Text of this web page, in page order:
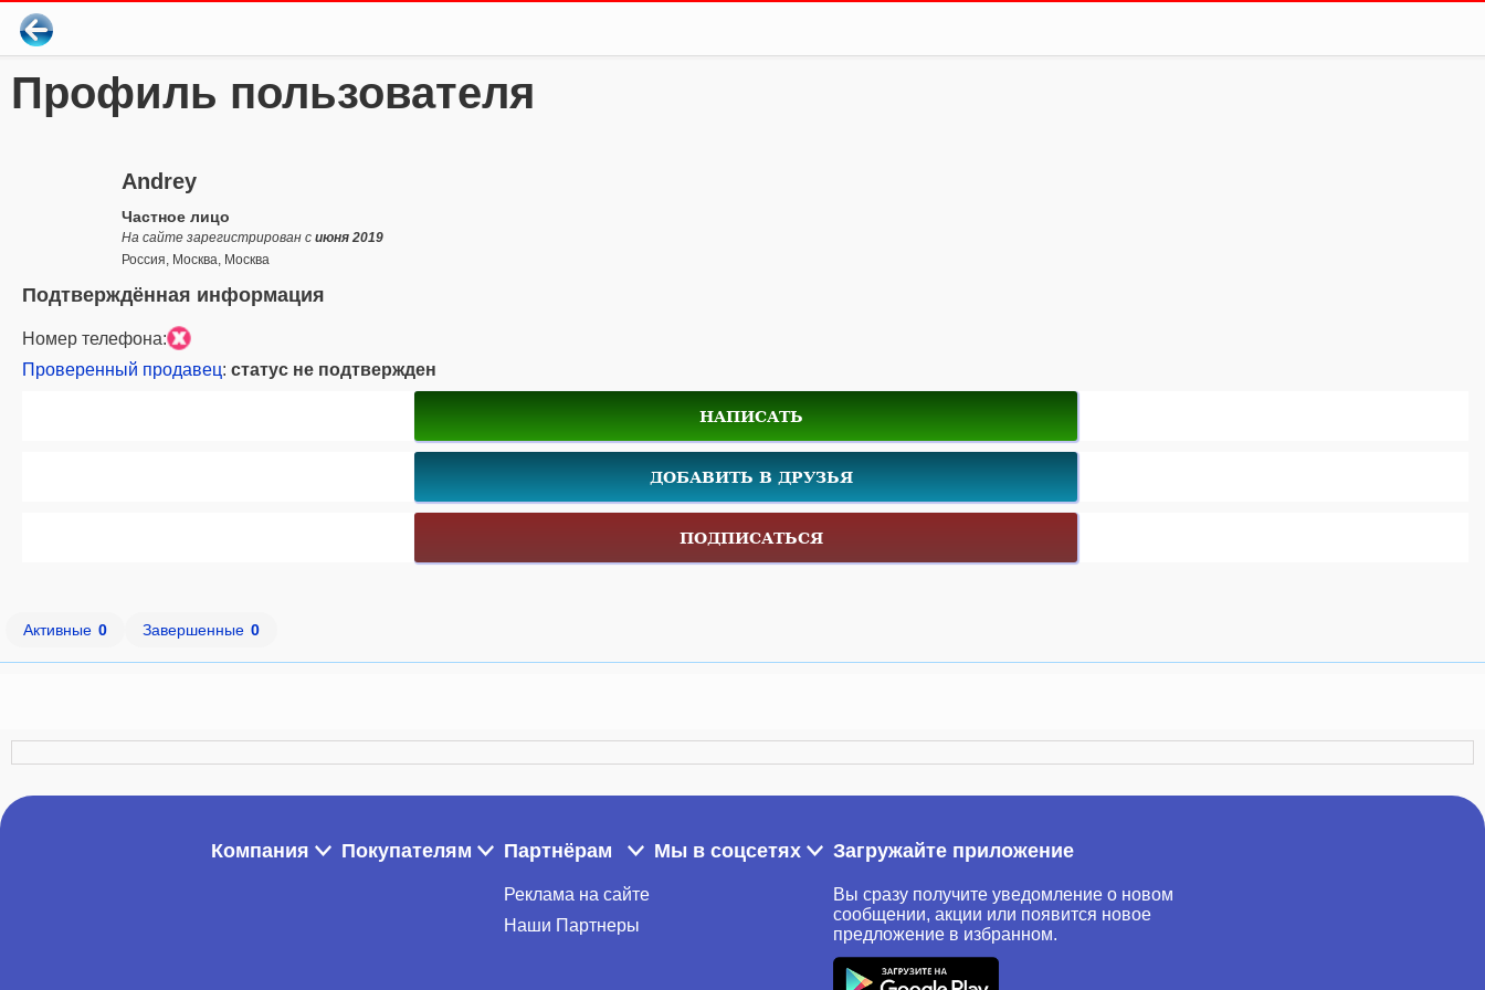
Профиль пользователя
Andrey
Частное лицо
На сайте зарегистрирован с июня 2019
Россия, Москва, Москва
Подтверждённая информация
Номер телефона:
Проверенный продавец: статус не подтвержден
НАПИСАТЬ
ДОБАВИТЬ В ДРУЗЬЯ
ПОДПИСАТЬСЯ
Активные 0 Завершенные 0
Компания Покупателям Партнёрам
Реклама на сайте
Наши Партнеры
Мы в соцсетях Загружайте приложение
Вы сразу получите уведомление о новом
сообщении, акции или появится новое
предложение в избранном.